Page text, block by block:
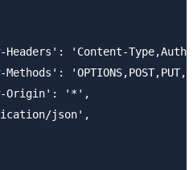
Headers': 'Content-
Methods':
Origin': '*',
json',